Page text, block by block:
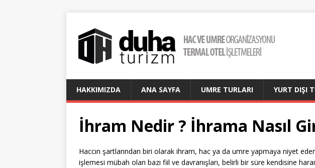
HAKKIMIZDA ANA SAYFA UMRE TURLARI YURT DIŞI
İhram Nedir ? İhrama Nasıl
Haccın şartlarından biri olarak ihram, hac ya da umre yapmaya niyet
işlemesi mübah olan bazı fiil ve davranışları, belirli bir süre kendisine